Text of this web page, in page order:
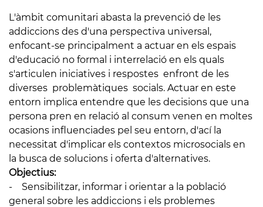
L'àmbit comunitari abasta la prevenció de les
addiccions des d'una perspectiva universal,
enfocant-se principalment a actuar en els espais
d'educació no formal i interrelació en els quals
s'articulen iniciatives i respostes enfront de les
diverses problemàtiques socials. Actuar en este
entorn implica entendre que les decisions que una
persona pren en relació al consum venen en moltes
ocasions influenciades pel seu entorn, d'ací la
necessitat d'implicar els contextos microsocials en
la busca de solucions i oferta d'alternatives.
Objectius:
- Sensibilitzar, informar i orientar a la població
general sobre les addiccions i els problemes